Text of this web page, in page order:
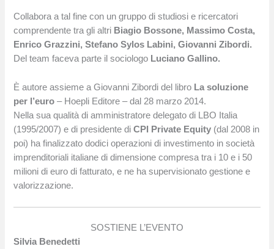
Collabora a tal fine con un gruppo di studiosi e ricercatori
comprendente tra gli altri Biagio Bossone, Massimo Costa,
Enrico Grazzini, Stefano Sylos Labini, Giovanni Zibordi.
Del team faceva parte il sociologo Luciano Gallino.
È autore assieme a Giovanni Zibordi del libro La soluzione
per l’euro – Hoepli Editore – dal 28 marzo 2014.
Nella sua qualità di amministratore delegato di LBO Italia
(1995/2007) e di presidente diCPI Private Equity (dal 2008 in
poi) ha finalizzato dodici operazioni di investimento in società
imprenditoriali italiane di dimensione compresa tra i 10 e i 50
milioni di euro di fatturato, e ne ha supervisionato gestione e
valorizzazione.
SOSTIENE L’EVENTO
Silvia Benedetti